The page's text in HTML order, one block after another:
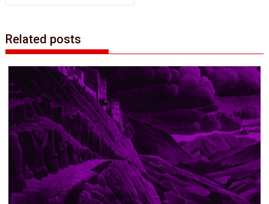
Related posts